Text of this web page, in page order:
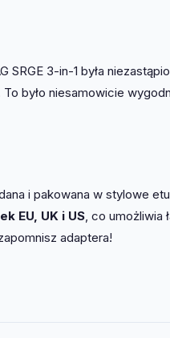
SRGE 3-in-1 była
było niesamowicie
i pakowana w stylowe
EU, UK i US, co umożliwia
adaptera!